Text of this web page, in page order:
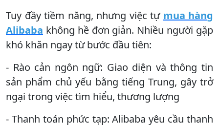
Tuy đầy tiềm năng, nhưng việc tự mua hàng
Alibaba không hề đơn giản. Nhiều người gặp
khó khăn ngay từ bước đầu tiên:
- Rào cản ngôn ngữ: Giao diện và thông tin
sản phẩm chủ yếu bằng tiếng Trung, gây trở
ngại trong việc tìm hiểu, thương lượng
- Thanh toán phức tạp: Alibaba yêu cầu thanh